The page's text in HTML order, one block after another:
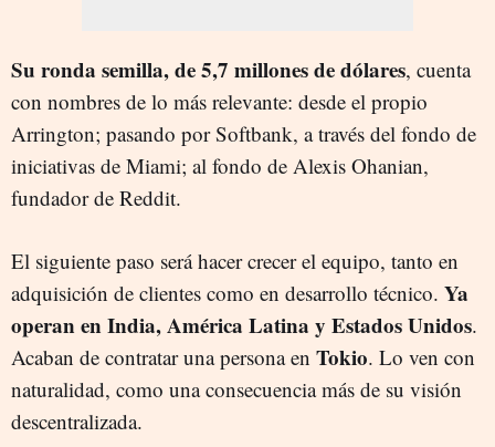
Su ronda semilla, de 5,7 millones de dólares, cuenta
con nombres de lo más relevante: desde el propio
Arrington; pasando por Softbank, a través del fondo de
iniciativas de Miami; al fondo de Alexis Ohanian,
fundador de Reddit.
El siguiente paso será hacer crecer el equipo, tanto en
adquisición de clientes como en desarrollo técnico. Ya
operan en India, América Latina y Estados Unidos.
Acaban de contratar una persona en Tokio. Lo ven con
naturalidad, como una consecuencia más de su visión
descentralizada.